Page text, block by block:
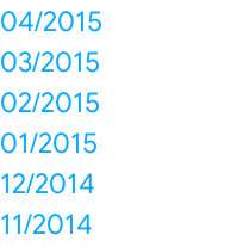
04/2015
03/2015
02/2015
01/2015
12/2014
11/2014